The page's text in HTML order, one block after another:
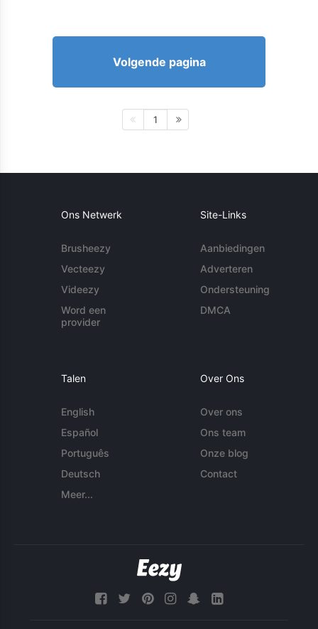
Volgende pagina
1
Ons Netwerk
Brusheezy
Vecteezy
Videezy
Word een
provider
Site-Links
Aanbiedingen
Adverteren
Ondersteuning
DMCA
Talen
English
Español
Português
Deutsch
Meer...
Over Ons
Over ons
Ons team
Onze blog
Contact